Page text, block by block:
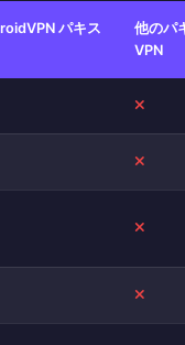
パキス
他のパ
VPN